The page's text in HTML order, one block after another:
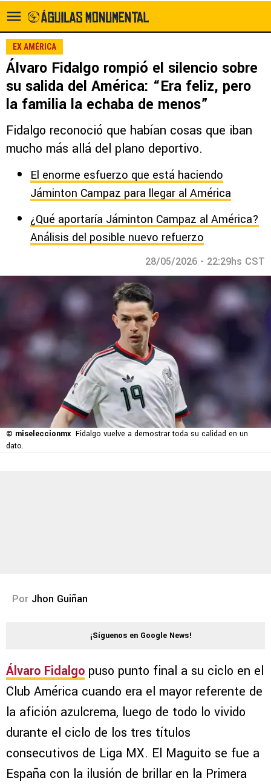
EX AMÉRICA
Álvaro Fidalgo rompió el silencio sobre
su salida del América: “Era feliz, pero
la familia la echaba de menos”
Fidalgo reconoció que habían cosas que iban
mucho más allá del plano deportivo.
El enorme esfuerzo que está haciendo
Jáminton Campaz para llegar al América
¿Qué aportaría Jáminton Campaz al América?
Análisis del posible nuevo refuerzo
28/05/2026 - 22:29hs CST
© miseleccionmx Fidalgo vuelve a demostrar toda su calidad en un
dato.
Por Jhon Guiñan
¡Síguenos en Google News!
Álvaro Fidalgo puso punto final a su ciclo en el
Club América cuando era el mayor referente de
la afición azulcrema, luego de todo lo vivido
durante el ciclo de los tres títulos
consecutivos de Liga MX. El Maguito se fue a
España con la ilusión de brillar en la Primera